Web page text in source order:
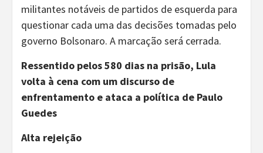
militantes notáveis de partidos de esquerda para
questionar cada uma das decisões tomadas pelo
governo Bolsonaro. A marcação será cerrada.
Ressentido pelos 580 dias na prisão, Lula
volta à cena com um discurso de
enfrentamento e ataca a política de Paulo
Guedes
Alta rejeição